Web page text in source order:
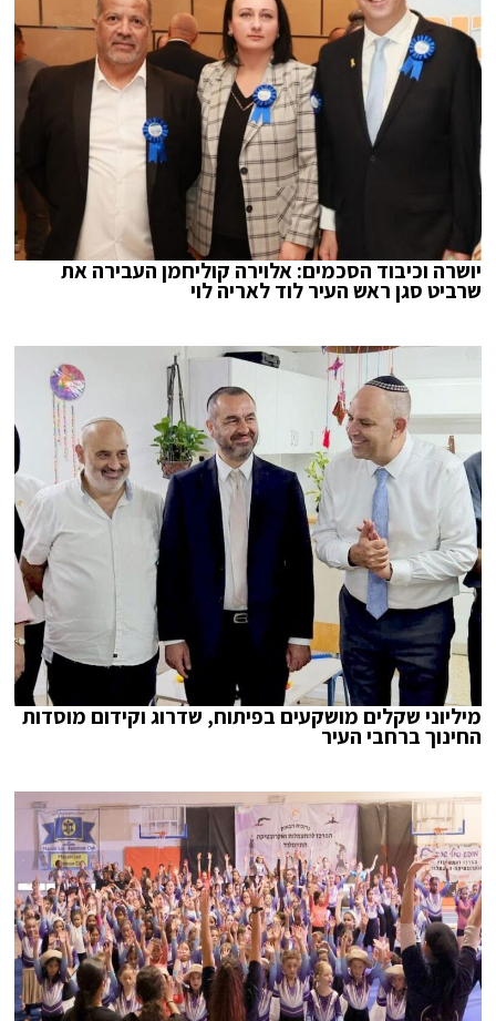
יושרה וכיבוד הסכמים: אלוירה קוליחמן העבירה את
שרביט סגן ראש העיר לוד לאריה לוי
מיליוני שקלים מושקעים בפיתוח, שדרוג וקידום מוסדות
החינוך ברחבי העיר